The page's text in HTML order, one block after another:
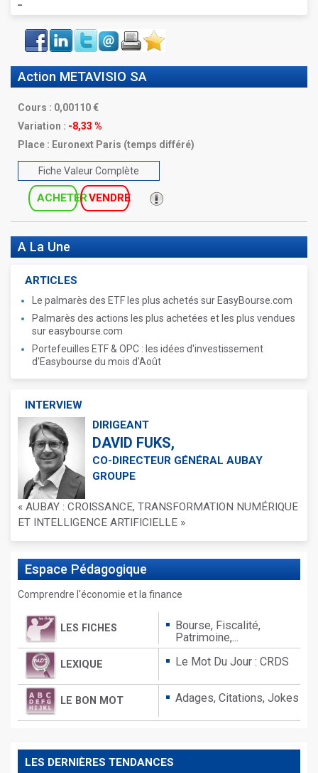
Face
book
LinkIn Twitter Envoyer ImprimerFavoris
Action METAVISIO SA
Cours : 0,00110
Variation : -8,33 %
Place : Euronext Paris (temps différé)
Fiche Valeur Complète
ACHETERVENDRE
A La Une
ARTICLES
Le palmarès des ETF les plus achetés sur EasyBourse.com
Palmarès des actions les plus achetées et les plus vendues
sur easybourse.com
Portefeuilles ETF & OPC : les idées d'investissement
d'Easybourse du mois d'Août
INTERVIEW
DIRIGEANT
DAVID FUKS,
CO-DIRECTEUR GÉNÉRAL AUBAY
GROUPE
« AUBAY : CROISSANCE, TRANSFORMATION NUMÉRIQUE
ET INTELLIGENCE ARTIFICIELLE »
Espace Pédagogique
Comprendre l'économie et la finance
LES FICHES
Bourse, Fiscalité,
Patrimoine,...
LEXIQUE Le Mot Du Jour : CRDS
LE BON MOT Adages, Citations, Jokes
LES DERNIÈRES TENDANCES